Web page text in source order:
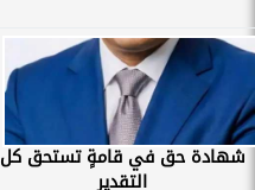
شهادة حق في قامةٍ تستحق كل
التقدير